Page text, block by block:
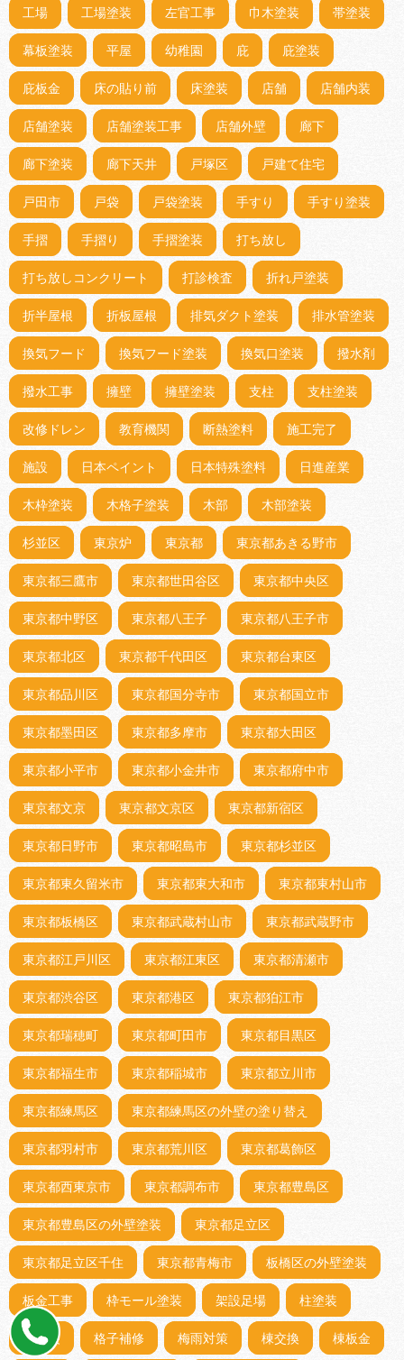
工場 工場塗装 左官工事 巾木塗装 帯塗装
幕板塗装 平屋 幼稚園 庇 庇塗装
庇板金 床の貼り前 床塗装 店舗 店舗内装
店舗塗装 店舗塗装工事 店舗外壁 廊下
廊下塗装 廊下天井 戸塚区 戸建て住宅
戸田市 戸袋 戸袋塗装 手すり 手すり塗装
手摺 手摺り 手摺塗装 打ち放し
打ち放しコンクリート 打診検査 折れ戸塗装
折半屋根 折板屋根 排気ダクト塗装 排水管塗装
換気フード 換気フード塗装 換気口塗装 撥水剤
撥水工事 擁壁 擁壁塗装 支柱 支柱塗装
改修ドレン 教育機関 断熱塗料 施工完了
施設 日本ペイント 日本特殊塗料 日進産業
木枠塗装 木格子塗装 木部 木部塗装
杉並区 東京炉 東京都 東京都あきる野市
東京都三鷹市 東京都世田谷区 東京都中央区
東京都中野区 東京都八王子 東京都八王子市
東京都北区 東京都千代田区 東京都台東区
東京都品川区 東京都国分寺市 東京都国立市
東京都墨田区 東京都多摩市 東京都大田区
東京都小平市 東京都小金井市 東京都府中市
東京都文京 東京都文京区 東京都新宿区
東京都日野市 東京都昭島市 東京都杉並区
東京都東久留米市 東京都東大和市 東京都東村山市
東京都板橋区 東京都武蔵村山市 東京都武蔵野市
東京都江戸川区 東京都江東区 東京都清瀬市
東京都渋谷区 東京都港区 東京都狛江市
東京都瑞穂町 東京都町田市 東京都目黒区
東京都福生市 東京都稲城市 東京都立川市
東京都練馬区 東京都練馬区の外壁の塗り替え
東京都羽村市 東京都荒川区 東京都葛飾区
東京都西東京市 東京都調布市 東京都豊島区
東京都豊島区の外壁塗装 東京都足立区
東京都足立区千住 東京都青梅市 板橋区の外壁塗装
板金工事 枠モール塗装 架設足場 柱塗装
柵塗装 格子補修 梅雨対策 棟交換 棟板金